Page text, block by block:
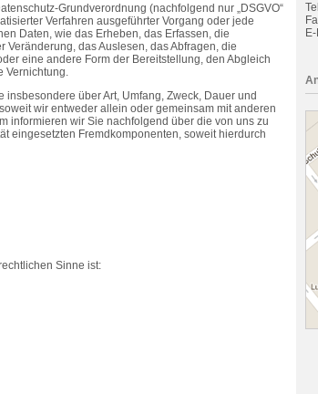
Grundverordnung (nachfolgend nur „DSGVO“
Verfahren ausgeführter Vorgang oder jede
Daten, wie das Erheben, das Erfassen, die
das Auslesen, das Abfragen, die
eine andere Form der Bereitstellung, den Abgleich
Vernichtung.
über Art, Umfang, Zweck, Dauer und
wir entweder allein oder gemeinsam mit anderen
informieren wir Sie nachfolgend über die von uns zu
eingesetzten Fremdkomponenten, soweit hierdurch
Sinne ist: